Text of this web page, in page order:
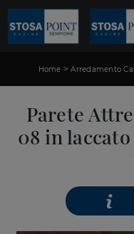
Home >Arredamento
Parete
08 in